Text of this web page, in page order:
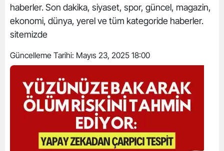
haberler. Son dakika, siyaset, spor, güncel, magazin,
ekonomi, dünya, yerel ve tüm kategoride haberler.
sitemizde
Güncelleme Tarihi: Mayıs 23, 2025 18:00